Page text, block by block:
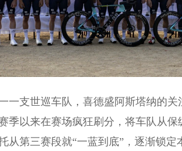
一支世巡车队，喜德盛阿斯塔纳的
季以来在赛场疯狂刷分，将车队从
从第三赛段就“一蓝到底”，逐渐锁